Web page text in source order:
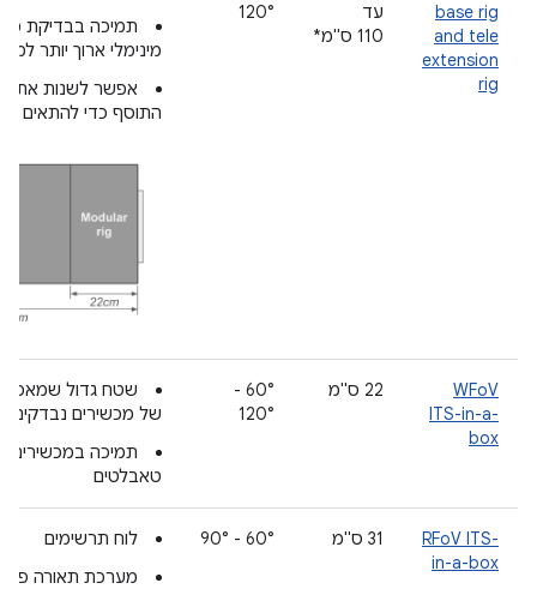
base rig
and tele
extension
rig
עד
110 ס"מ*
120°
תמיכה בבדיקת
מינימלי ארוך יותר
אפשר לשנות את
התוסף כדי להתאים
WFoV
ITS-in-a-
box
‫22 ס"מ
‫60° -
120°
שטח גדול
של מכשירים נבדקים
תמיכה במכשירים
טאבלטים
RFoV ITS-
in-a-box
‫31 ס"מ ‫60° - 90°
לוח תרשימים
מערכת תאורה